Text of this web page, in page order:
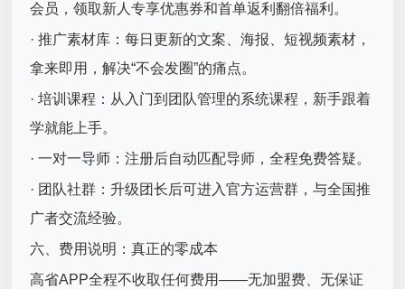
会员，领取新人专享优惠券和首单返利翻倍福利。
· 推广素材库：每日更新的文案、海报、短视频素材，
拿来即用，解决“不会发圈”的痛点。
· 培训课程：从入门到团队管理的系统课程，新手跟着
学就能上手。
· 一对一导师：注册后自动匹配导师，全程免费答疑。
· 团队社群：升级团长后可进入官方运营群，与全国推
广者交流经验。
六、费用说明：真正的零成本
高省APP全程不收取任何费用——无加盟费、无保证